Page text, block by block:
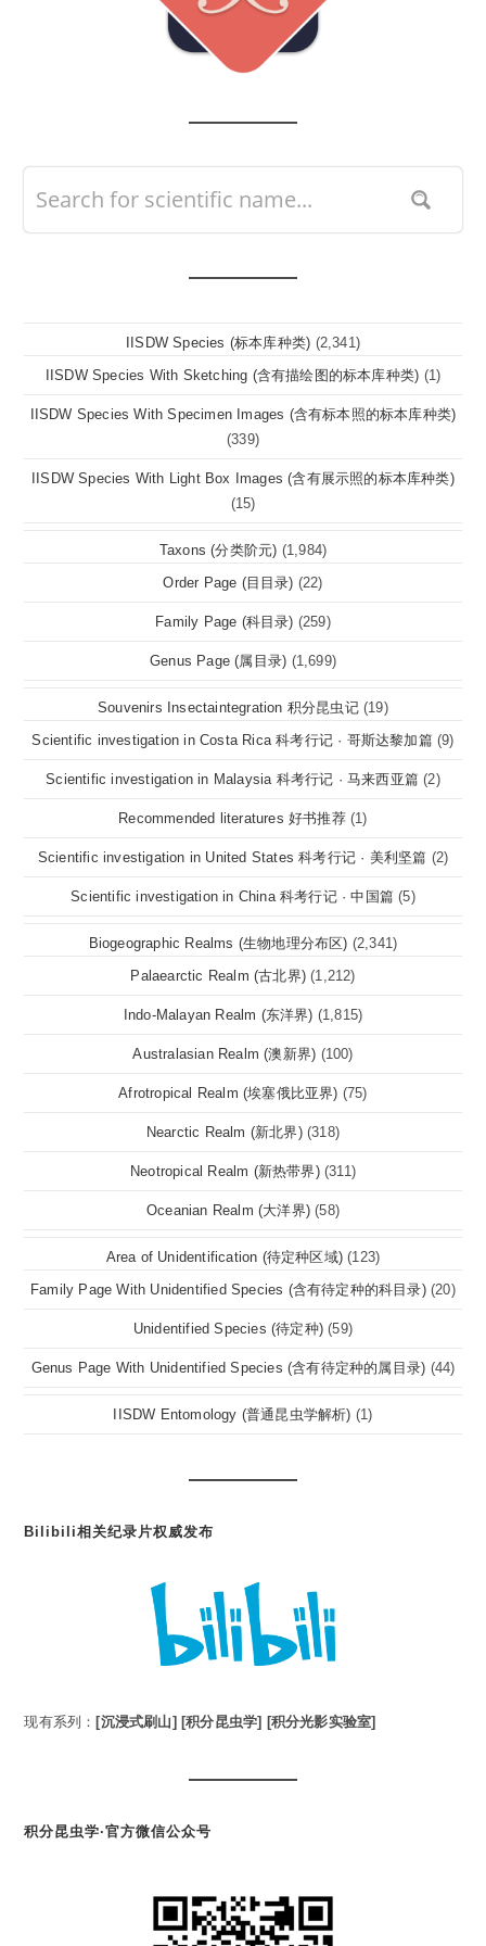
IISDW Species (标本库种类) (2,341)
IISDW Species With Sketching (含有描绘图的标本库种类) (1)
IISDW Species With Specimen Images (含有标本照的标本库种类)
(339)
IISDW Species With Light Box Images (含有展示照的标本库种类)
(15)
Taxons (分类阶元) (1,984)
Order Page (目目录) (22)
Family Page (科目录) (259)
Genus Page (属目录) (1,699)
Souvenirs Insectaintegration 积分昆虫记 (19)
Scientific investigation in Costa Rica 科考行记 · 哥斯达黎加篇 (9)
Scientific investigation in Malaysia 科考行记 · 马来西亚篇 (2)
Recommended literatures 好书推荐 (1)
Scientific investigation in United States 科考行记 · 美利坚篇 (2)
Scientific investigation in China 科考行记 · 中国篇 (5)
Biogeographic Realms (生物地理分布区) (2,341)
Palaearctic Realm (古北界) (1,212)
Indo-Malayan Realm (东洋界) (1,815)
Australasian Realm (澳新界) (100)
Afrotropical Realm (埃塞俄比亚界) (75)
Nearctic Realm (新北界) (318)
Neotropical Realm (新热带界) (311)
Oceanian Realm (大洋界) (58)
Area of Unidentification (待定种区域) (123)
Family Page With Unidentified Species (含有待定种的科目录) (20)
Unidentified Species (待定种) (59)
Genus Page With Unidentified Species (含有待定种的属目录) (44)
IISDW Entomology (普通昆虫学解析) (1)
Bilibili相关纪录片权威发布
现有系列： [沉浸式刷山] [积分昆虫学] [积分光影实验室]
积分昆虫学·官方微信公众号